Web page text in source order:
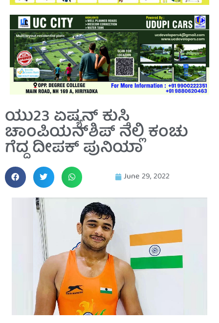
ಯು23 ಏಷ್ಯನ್ ಕುಸ್ತಿ
ಚಾಂಪಿಯನ್‌ಶಿಪ್ ನಲ್ಲಿ ಕಂಚು
ಗೆದ್ದ ದೀಪಕ್ ಪುನಿಯಾ
June 29, 2022